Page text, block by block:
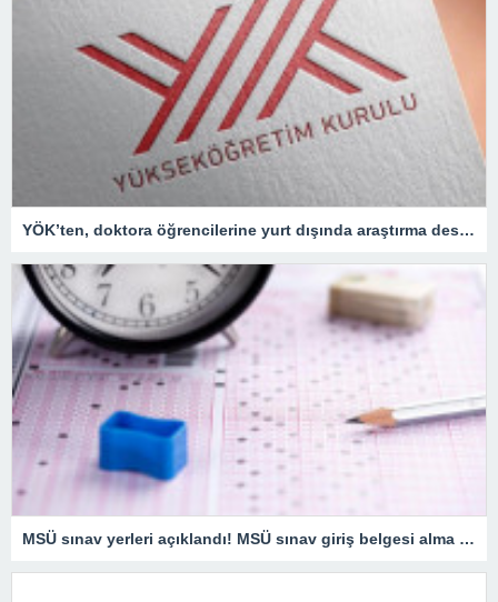
YÖK’ten, doktora öğrencilerine yurt dışında araştırma desteği – Son Dakika Eğitim Haberleri
MSÜ sınav yerleri açıklandı! MSÜ sınav giriş belgesi alma ekranı… MSÜ sınav tarihi ne zaman?